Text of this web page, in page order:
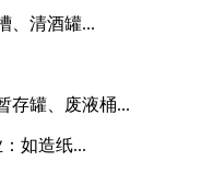
、清酒罐...
存罐、废液桶...
如造纸...